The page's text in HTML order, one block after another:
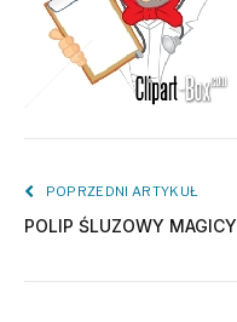
POPRZEDNI ARTYKUŁ
POLIP ŚLUZOWY MAGICY